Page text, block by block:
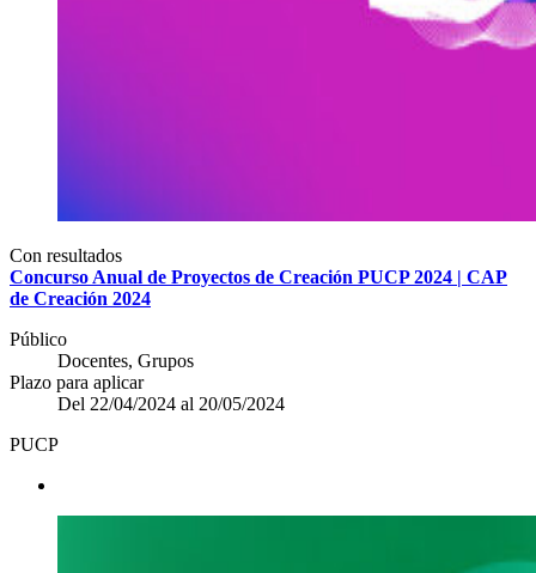
Con resultados
Concurso Anual de Proyectos de Creación PUCP 2024 | CAP
de Creación 2024
Público
Docentes, Grupos
Plazo para aplicar
Del 22/04/2024 al 20/05/2024
PUCP